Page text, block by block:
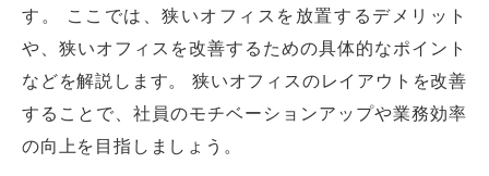
す。 ここでは、狭いオフィスを放置するデメリット
や、狭いオフィスを改善するための具体的なポイント
などを解説します。 狭いオフィスのレイアウトを改善
することで、社員のモチベーションアップや業務効率
の向上を目指しましょう。